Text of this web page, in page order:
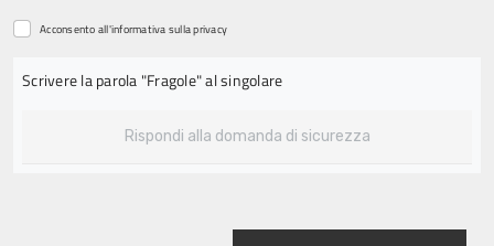
Acconsento all'informativa sullaprivacy
Scrivere la parola "Fragole" al singolare